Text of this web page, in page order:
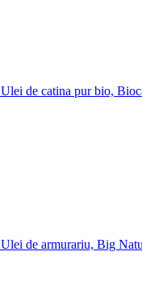
Ulei de catina pur bio,
Ulei de armurariu, Big